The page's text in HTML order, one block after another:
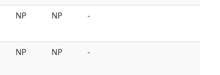
NP NP -
NP NP -